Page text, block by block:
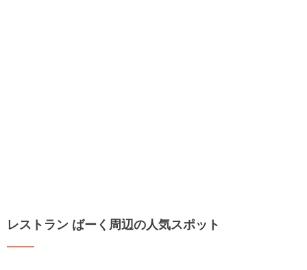
レストラン ばーく周辺の人気スポット